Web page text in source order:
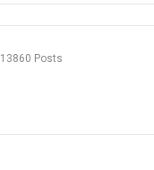
13860 Posts